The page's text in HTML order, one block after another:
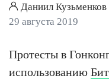
Даниил Кузьменков
29 августа 2019
Протесты в
использованию